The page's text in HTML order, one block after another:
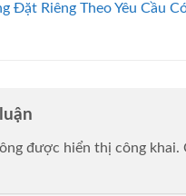
Đặt Riêng Theo Yêu Cầu
được hiển thị công khai.